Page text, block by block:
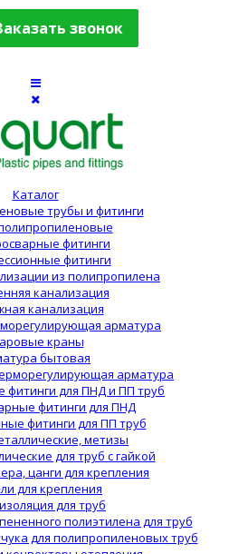
звонок
Каталог
трубы и фитинги
фитинги
фитинги
из полипропилена
канализация
канализация
арматура
краны
бытовая
арматура
фитинги для ПНД и ПП труб
фитинги для ПНД
фитинги для ПП труб
метизы
для труб с гайкой
цанги для крепления
для крепления
для труб
полиэтилена для труб
для полипропиленовых труб